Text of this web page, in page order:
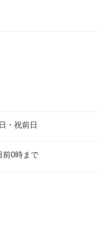
・祝前日
前0時まで